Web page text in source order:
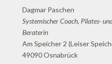
Dagmar Paschen
Systemischer Coach, Pilates-
Beraterin
Am Speicher 2 (Leiser
49090 Osnabrück